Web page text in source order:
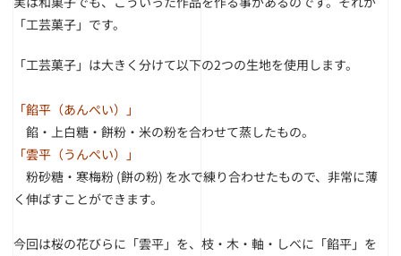
「工芸菓子」です。
「工芸菓子」は大きく分けて以下の2つの生地を使用します。
「餡平（あんぺい）」
餡・上白糖・餅粉・米の粉を合わせて蒸したもの。
「雲平（うんぺい）」
粉砂糖・寒梅粉 (餅の粉) を水で練り合わせたもので、非常に薄
く伸ばすことができます。
今回は桜の花びらに「雲平」を、枝・木・軸・しべに「餡平」を